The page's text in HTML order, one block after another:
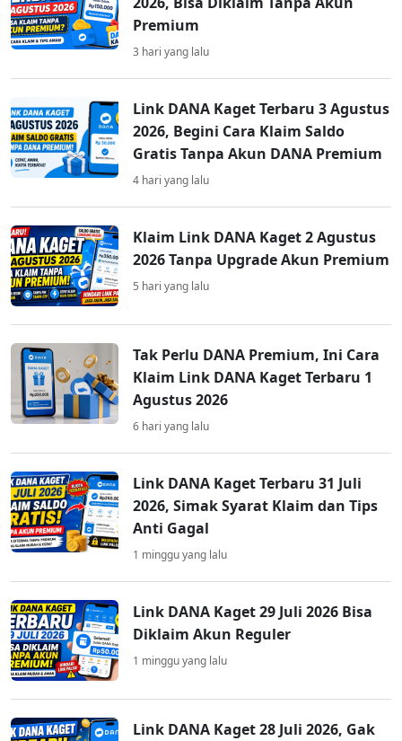
Premium
3 hari yang lalu
Link DANA Kaget Terbaru 3 Agustus
2026, Begini Cara Klaim Saldo
Gratis Tanpa Akun DANA Premium
4 hari yang lalu
Klaim Link DANA Kaget 2 Agustus
2026 Tanpa Upgrade Akun Premium
5 hari yang lalu
Tak Perlu DANA Premium, Ini Cara
Klaim Link DANA Kaget Terbaru 1
Agustus 2026
6 hari yang lalu
Link DANA Kaget Terbaru 31 Juli
2026, Simak Syarat Klaim dan Tips
Anti Gagal
1 minggu yang lalu
Link DANA Kaget 29 Juli 2026 Bisa
Diklaim Akun Reguler
1 minggu yang lalu
Link DANA Kaget 28 Juli 2026, Gak